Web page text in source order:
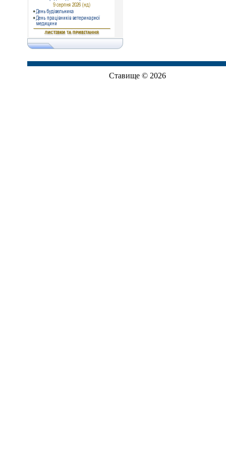
Ставище © 2026